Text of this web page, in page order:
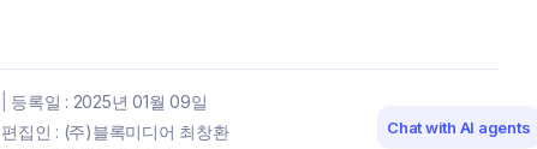
등록일 : 2025년 01월 09일
집인 : (주)블록미디어 최창환
Chat with AI agents